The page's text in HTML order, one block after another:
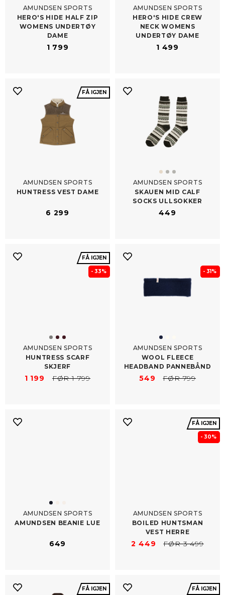
AMUNDSEN SPORTS
HERO'S HIDE HALF ZIP
WOMENS UNDERTØY
DAME
1 799
AMUNDSEN SPORTS
HERO'S HIDE CREW
NECK WOMENS
UNDERTØY DAME
1 499
FÅ IGJEN
AMUNDSEN SPORTS
HUNTRESS VEST DAME
6 299
AMUNDSEN SPORTS
SKAUEN MID CALF
SOCKS ULLSOKKER
449
FÅ IGJEN
- 33%
AMUNDSEN SPORTS
HUNTRESS SCARF
SKJERF
1 199 FØR 1 799
- 31%
AMUNDSEN SPORTS
WOOL FLEECE
HEADBAND PANNEBÅND
549 FØR 799
AMUNDSEN SPORTS
AMUNDSEN BEANIE LUE
649
FÅ IGJEN
- 30%
AMUNDSEN SPORTS
BOILED HUNTSMAN
VEST HERRE
2 449 FØR 3 499
FÅ IGJEN FÅ IGJEN